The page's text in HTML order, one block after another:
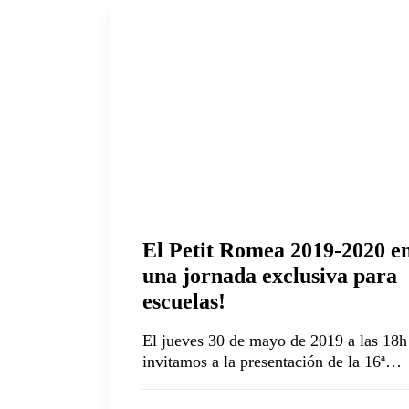
El Petit Romea 2019-2020
una jornada exclusiva para
escuelas!
El jueves 30 de mayo de 2019 a las
invitamos a la presentación de la 16ª…